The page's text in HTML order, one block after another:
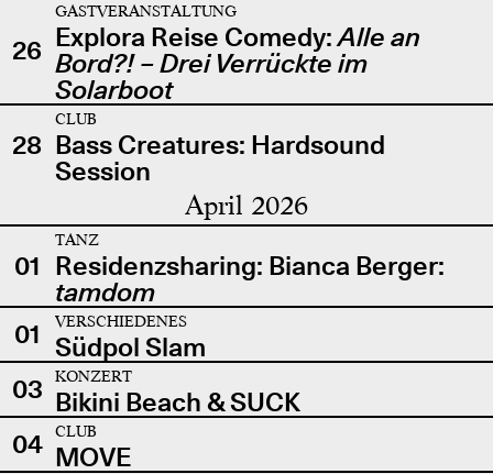
26
GASTVERANSTALTUNG
Explora Reise Comedy:Alle an
Bord?! – Drei Verrückte im
Solarboot
28
CLUB
Bass Creatures: Hardsound
Session
April 2026
01
TANZ
Residenzsharing: Bianca Berger:
tamdom
01
VERSCHIEDENES
Südpol Slam
03
KONZERT
Bikini Beach & SUCK
04
CLUB
MOVE